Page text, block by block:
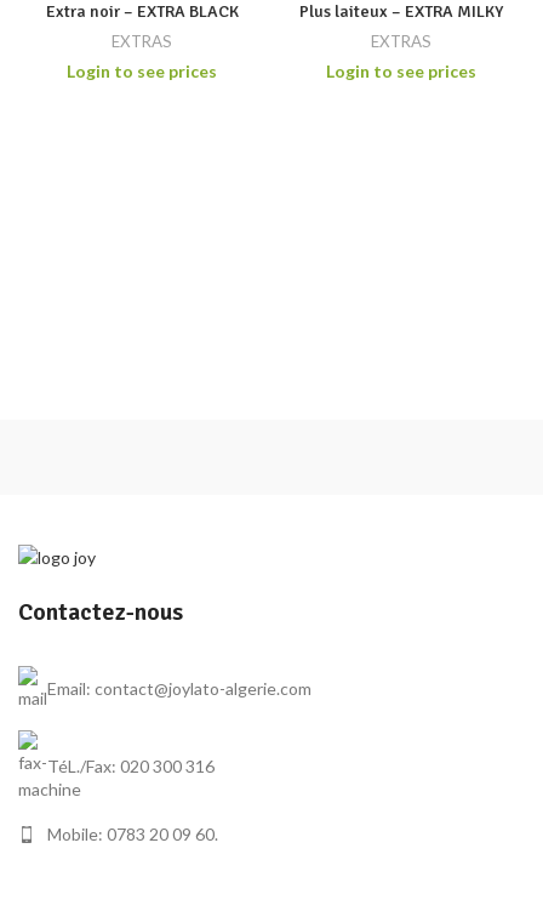
Extra noir – EXTRA BLACK
EXTRAS
Login to see prices
Plus laiteux – EXTRA MILKY
EXTRAS
Login to see prices
Contactez-nous
Email: contact@joylato-algerie.com
TéL./Fax: 020 300 316
Mobile: 0783 20 09 60.